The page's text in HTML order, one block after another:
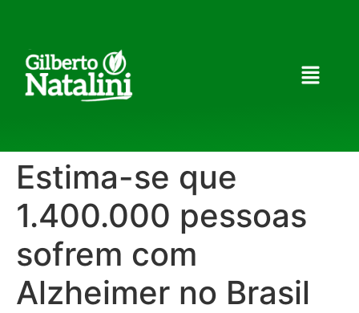
Estima-se que
1.400.000 pessoas
sofrem com
Alzheimer no Brasil